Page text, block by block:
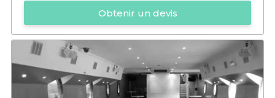
Obtenir un devis